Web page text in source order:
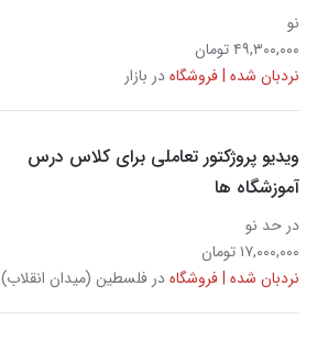
نو
۴۹,۳۰۰,۰۰۰ تومان
نردبان شده | فروشگاهدر بازار
ویدیو پروژکتور تعاملی برای کلاس درس
آموزشگاه ها
در حد نو
۱۷,۰۰۰,۰۰۰ تومان
نردبان شده | فروشگاهدر فلسطین (میدان انقلاب)